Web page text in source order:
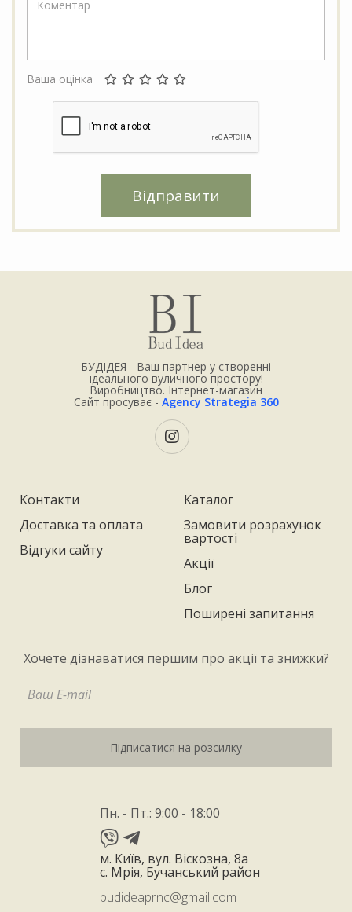
Ваша оцінка
Відправити
БУДІДЕЯ - Ваш партнер у створенні
ідеального вуличного простору!
Виробництво. Інтернет-магазин
Сайт просуває - Agency Strategia 360
Контакти
Доставка та оплата
Відгуки сайту
Каталог
Замовити розрахунок
вартості
Акції
Блог
Поширені запитання
Хочете дізнаватися першим про акції та знижки?
Підписатися на розсилку
Пн. - Пт.: 9:00 - 18:00
м. Київ, вул. Віскозна, 8а
с. Мрія, Бучанський район
budideaprnc@gmail.com